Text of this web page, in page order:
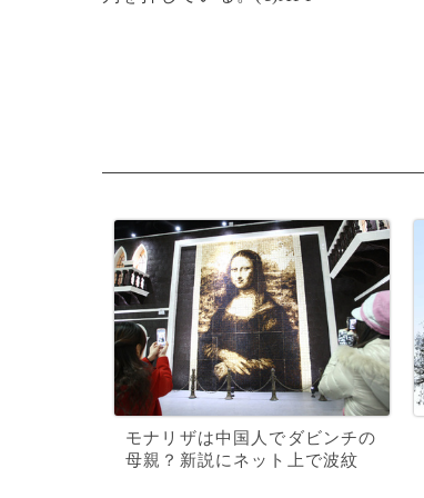
モナリザは中国人でダビンチの
母親？新説にネット上で波紋